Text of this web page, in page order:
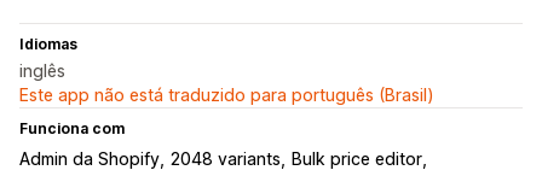
Idiomas
inglês
Este app não está traduzido para português (Brasil)
Funciona com
Admin da Shopify 2048 variants
Bulk price editor